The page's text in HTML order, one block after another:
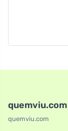
quemviu.com
quemviu.com